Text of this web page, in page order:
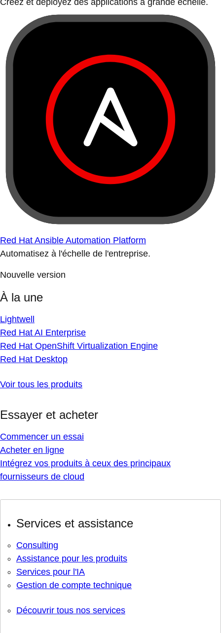
Créez et déployez des applications à grande échelle.
Red Hat Ansible Automation Platform
Automatisez à l'échelle de l'entreprise.
Nouvelle version
À la une
Lightwell
Red Hat AI Enterprise
Red Hat OpenShift Virtualization Engine
Red Hat Desktop
Voir tous les produits
Essayer et acheter
Commencer un essai
Acheter en ligne
Intégrez vos produits à ceux des principaux
fournisseurs de cloud
Services et assistance
Consulting
Assistance pour les produits
Services pour l'IA
Gestion de compte technique
Découvrir tous nos services